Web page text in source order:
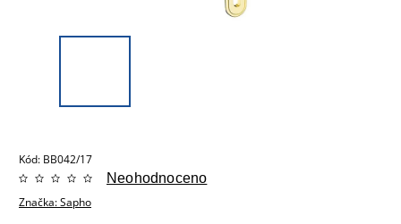
Kód: BB042/17
Značka:Sapho
Neohodnoceno